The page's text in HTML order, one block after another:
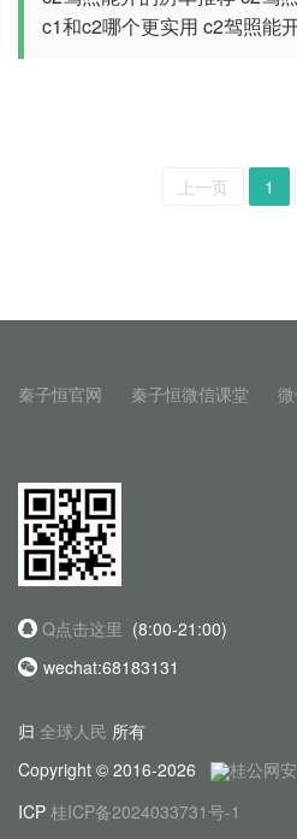
c1和c2哪个更实用 c2驾照能
上一页 1
秦子恒官网 秦子恒微信课堂
Q点击这里 (8:00-21:00)
wechat:68183131
归 全球人民 所有
Copyright © 2016-2026
桂公网
ICP 桂ICP备2024033731号-1